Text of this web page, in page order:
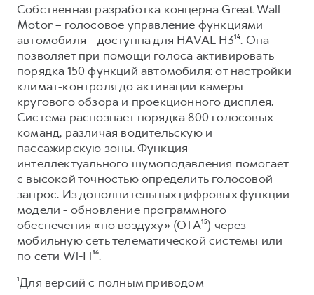
Собственная разработка концерна Great Wall
Motor – голосовое управление функциями
автомобиля – доступна для HAVAL H3¹⁴. Она
позволяет при помощи голоса активировать
порядка 150 функций автомобиля: от настройки
климат-контроля до активации камеры
кругового обзора и проекционного дисплея.
Система распознает порядка 800 голосовых
команд, различая водительскую и
пассажирскую зоны. Функция
интеллектуального шумоподавления помогает
с высокой точностью определить голосовой
запрос. Из дополнительных цифровых функции
модели - обновление программного
обеспечения «по воздуху» (OTA¹⁵) через
мобильную сеть телематической системы или
по сети Wi-Fi¹⁶.
¹Для версий с полным приводом